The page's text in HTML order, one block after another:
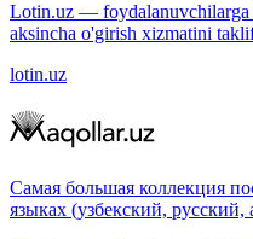
Lotin.uz — foydalanuvchilarga
aksincha o'girish xizmatini
lotin.uz
Самая большая коллекция
языках (узбекский, русский,